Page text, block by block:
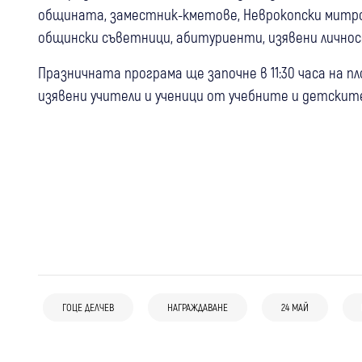
общината, заместник-кметове, Неврокопски
общински съветници, абитуриенти, изявени
Празничната програма ще започне в 11:30 часа на
изявени учители и ученици от учебните и
ГОЦЕ ДЕЛЧЕВ НАГРАЖДАВАНЕ 24 МАЙ
Боровец празнува 130 години с музика,
семейство
Умъртвиха 220 овце и кози заради
Благоевград почита 123 години от